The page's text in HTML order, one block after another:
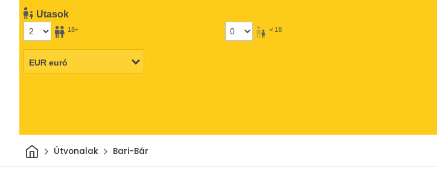
Utasok
18+ < 18
Otthon
Útvonalak Bari-Bár